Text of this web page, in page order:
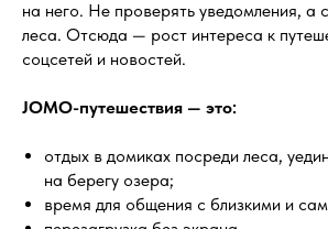
на него. Не проверять уведомления, а
леса. Отсюда — рост интереса к
соцсетей и новостей.
JOMO-путешествия — это:
отдых в домиках посреди леса,
на берегу озера;
время для общения с близкими и